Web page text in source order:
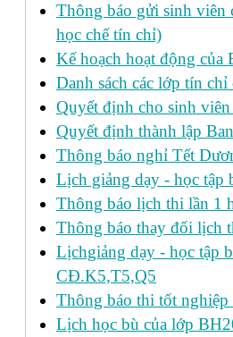
Thông báo gửi sinh viên
học chế tín chỉ)
Kế hoạch hoạt động
Danh sách các lớp tín
Quyết định cho sinh
Quyết định thành lập
Thông báo nghỉ Tết
Lịch giảng dạy - học tập
Thông báo lịch thi lần 1
Thông báo thay đổi lịch
Lịchgiảng dạy - học tập
CĐ.K5,T5,Q5
Thông báo thi tốt nghiệp
Lịch học bù của lớp